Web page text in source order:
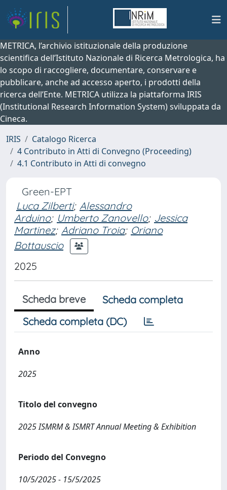
METRICA, l’archivio istituzionale della produzione
scientifica dell’Istituto Nazionale di Ricerca Metrologica, ha
lo scopo di raccogliere, documentare, conservare e
pubblicare, anche ad accesso aperto, i prodotti della
ricerca dell’Ente. METRICA utilizza la piattaforma IRIS
(Institutional Research Information System) sviluppata da
Cineca.
IRIS
Catalogo Ricerca
4 Contributo in Atti di Convegno (Proceeding)
4.1 Contributo in Atti di convegno
Green-EPT
Luca Zilberti; Alessandro
Arduino; Umberto Zanovello; Jessica
Martinez; Adriano Troia; Oriano
Bottauscio
2025
Scheda breve
Scheda completa
Scheda completa (DC)
Anno
2025
Titolo del convegno
2025 ISMRM & ISMRT Annual Meeting & Exhibition
Periodo del Convegno
10/5/2025 - 15/5/2025